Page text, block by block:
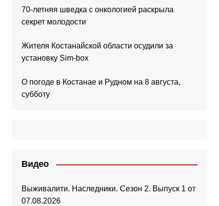
70-летняя шведка с онкологией раскрыла
секрет молодости
Жителя Костанайской области осудили за
установку Sim-box
О погоде в Костанае и Рудном на 8 августа,
субботу
Видео
Выживалити. Наследники. Сезон 2. Выпуск 1 от
07.08.2026